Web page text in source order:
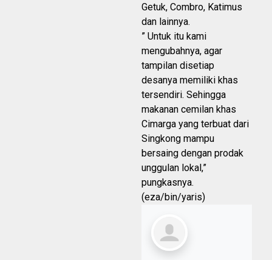
Getuk, Combro, Katimus
dan lainnya.
” Untuk itu kami
mengubahnya, agar
tampilan disetiap
desanya memiliki khas
tersendiri. Sehingga
makanan cemilan khas
Cimarga yang terbuat dari
Singkong mampu
bersaing dengan prodak
unggulan lokal,”
pungkasnya.
(eza/bin/yaris)